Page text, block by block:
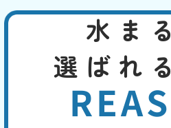
熱湯
善し
3,000
合計
トイレットペーパーは水溶性ですから
ことがあります。しかし熱湯や薬剤で
水ま
選ばれ